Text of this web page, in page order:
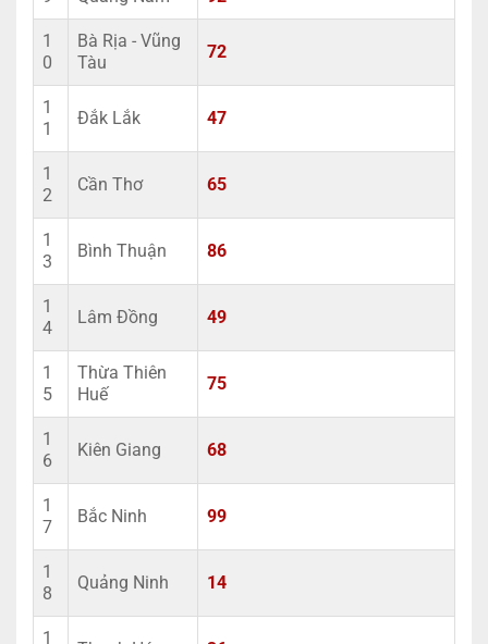
1
0
Bà Rịa - Vũng
Tàu
72
1
1
Đắk Lắk 47
1
2
Cần Thơ 65
1
3
Bình Thuận 86
1
4
Lâm Đồng 49
1
5
Thừa Thiên
Huế
75
1
6
Kiên Giang 68
1
7
Bắc Ninh 99
1
8
Quảng Ninh 14
1